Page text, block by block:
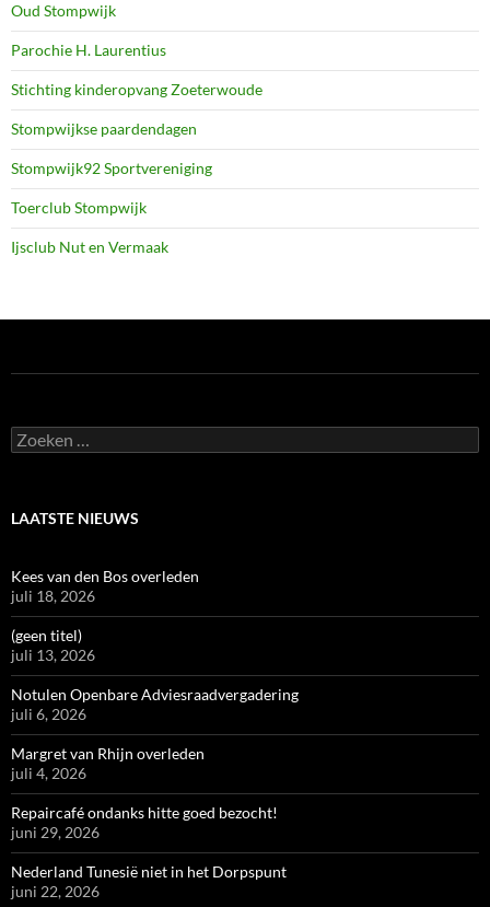
Oud Stompwijk
Parochie H. Laurentius
Stichting kinderopvang Zoeterwoude
Stompwijkse paardendagen
Stompwijk92 Sportvereniging
Toerclub Stompwijk
Ijsclub Nut en Vermaak
Zoeken
naar:
LAATSTE NIEUWS
Kees van den Bos overleden
juli 18, 2026
(geen titel)
juli 13, 2026
Notulen Openbare Adviesraadvergadering
juli 6, 2026
Margret van Rhijn overleden
juli 4, 2026
Repaircafé ondanks hitte goed bezocht!
juni 29, 2026
Nederland Tunesië niet in het Dorpspunt
juni 22, 2026